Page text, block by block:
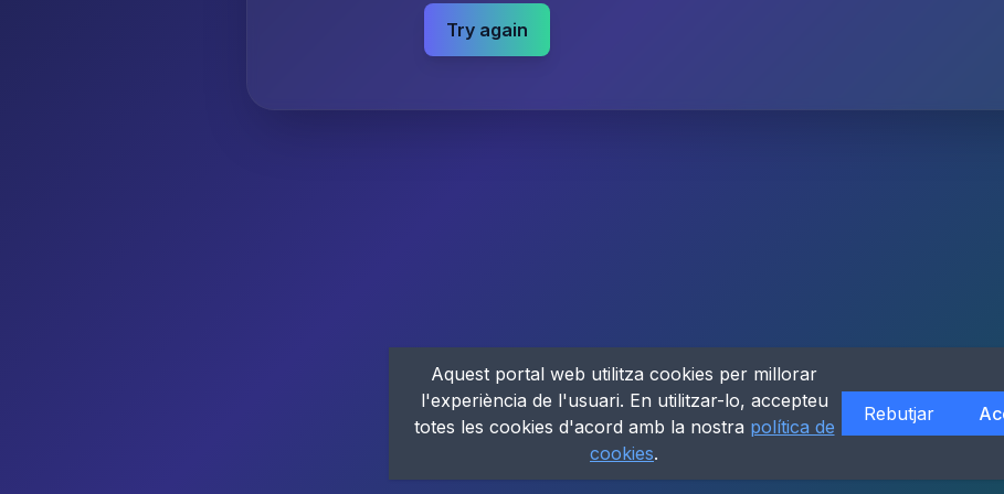
Try again
Aquest portal web utilitza cookies per millorar
l'experiència de l'usuari. En utilitzar-lo, accepteu
totes les cookies d'acord amb la nostra política de
cookies.
Rebutjar